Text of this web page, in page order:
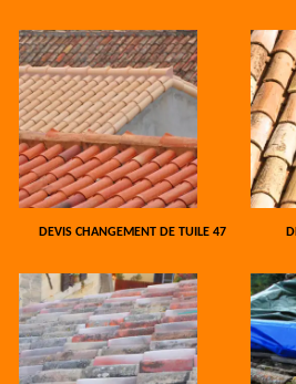
DEVIS CHANGEMENT DE TUILE 47